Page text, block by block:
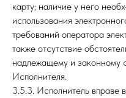
карту; наличие у него
использования
требований оператора
также отсутствие
надлежащему и законному
Исполнителя.
3.5.3. Исполнитель вправе